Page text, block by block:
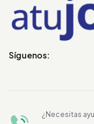
Síguenos:
¿Necesitas